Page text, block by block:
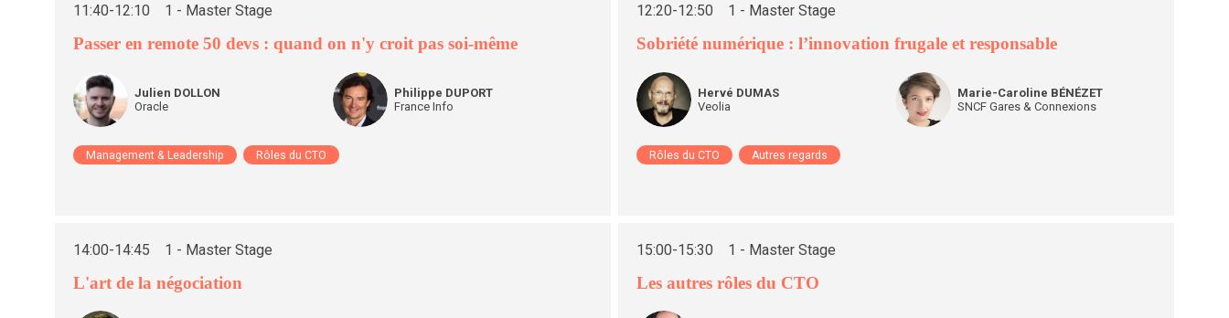
11:40-12:10 1 - Master Stage
Passer en remote 50 devs : quand on n'y croit pas soi-même
JD Julien DOLLON
Oracle
PD Philippe DUPORT
France Info
Management & Leadership Rôles du CTO
12:20-12:50 1 - Master Stage
Sobriété numérique : l’innovation frugale et responsable
HD Hervé DUMAS
Veolia
MB Marie-Caroline BÉNÉZET
SNCF Gares & Connexions
Rôles du CTO Autres regards
14:00-14:45 1 - Master Stage
L'art de la négociation
15:00-15:30 1 - Master Stage
Les autres rôles du CTO